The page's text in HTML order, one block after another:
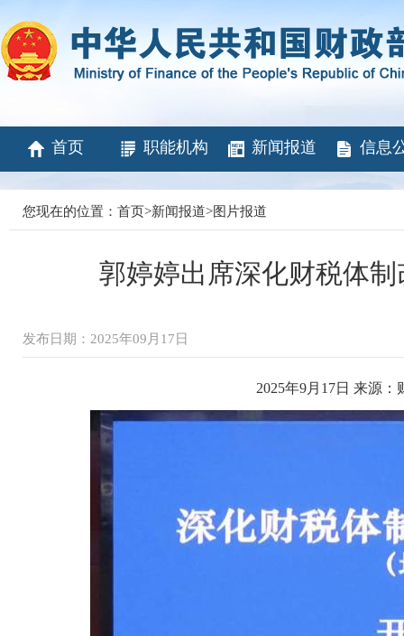
首页 职能机构 新闻报道 信息
您现在的位置： 首页>新闻报道>图片报道
郭婷婷出席深化财税体
发布日期：2025年09月17日
2025年9月17日 来源